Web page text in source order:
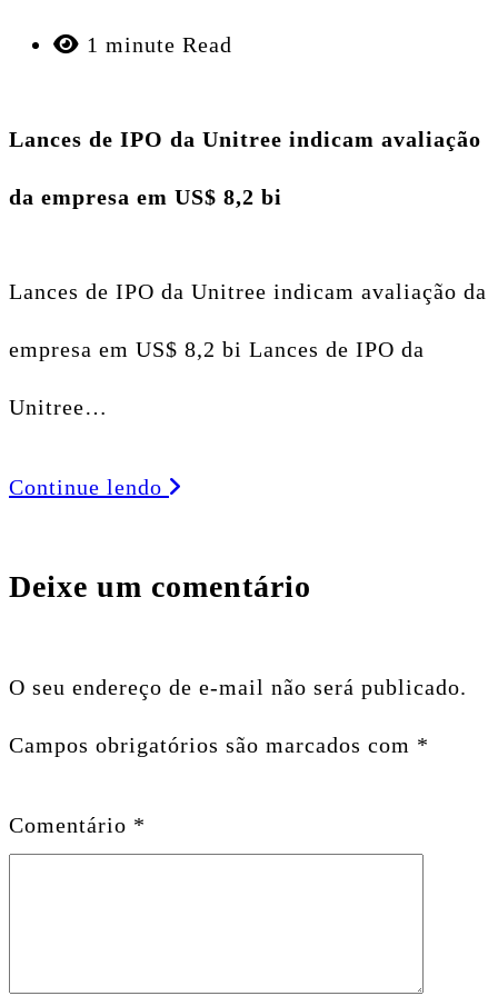
1 minute Read
Lances de IPO da Unitree indicam avaliação
da empresa em US$ 8,2 bi
Lances de IPO da Unitree indicam avaliação da
empresa em US$ 8,2 bi Lances de IPO da
Unitree…
Continue lendo
Deixe um comentário
O seu endereço de e-mail não será publicado.
Campos obrigatórios são marcados com *
Comentário *